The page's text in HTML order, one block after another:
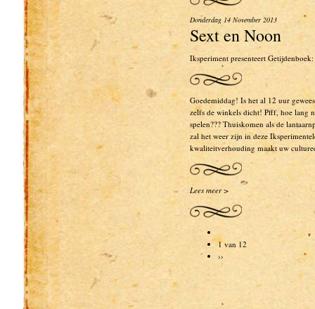
Donderdag 14 November 2013
Sext en Noon
Iksperiment presenteert
Goedemiddag! Is het al 12 uur
zelfs de winkels dicht! Pfff, hoe lang
spelen??? Thuiskomen als de
zal het weer zijn in deze
kwaliteitverhouding maakt uw
Lees meer >
1 van 12
››